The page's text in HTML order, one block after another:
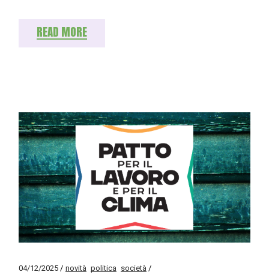
READ MORE
04/12/2025 novità politica società